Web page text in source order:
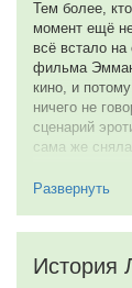
Тем более,
момент ещё
всё встало
фильма
кино, и
ничего не
сценарий
сама же
какая-то
В отзывах к
где главную
Развернуть
История